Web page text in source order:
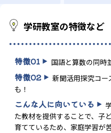
学研教室の特徴など
特徴01 国語と算数の同時
特徴02
新聞活用探究コ
も！
こんな人に向いている
た教材を提供することで、子
育てているため、家庭学習が